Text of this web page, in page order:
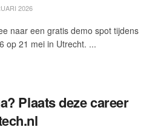
2026
naar een gratis demo spot tijdens
op 21 mei in Utrecht. ...
Plaats deze career